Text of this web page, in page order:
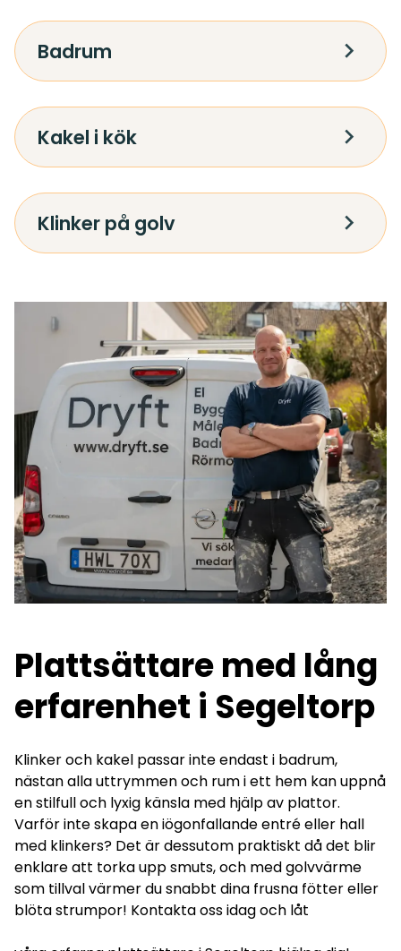
Badrum
Kakel i kök
Klinker på golv
Plattsättare med lång
erfarenhet i Segeltorp
Klinker och kakel passar inte endast i badrum,
nästan alla uttrymmen och rum i ett hem kan uppnå
en stilfull och lyxig känsla med hjälp av plattor.
Varför inte skapa en iögonfallande entré eller hall
med klinkers? Det är dessutom praktiskt då det blir
enklare att torka upp smuts, och med golvvärme
som tillval värmer du snabbt dina frusna fötter eller
blöta strumpor! Kontakta oss idag och låt